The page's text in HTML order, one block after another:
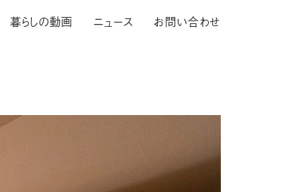
暮らしの動画 ニュース お問い合わせ